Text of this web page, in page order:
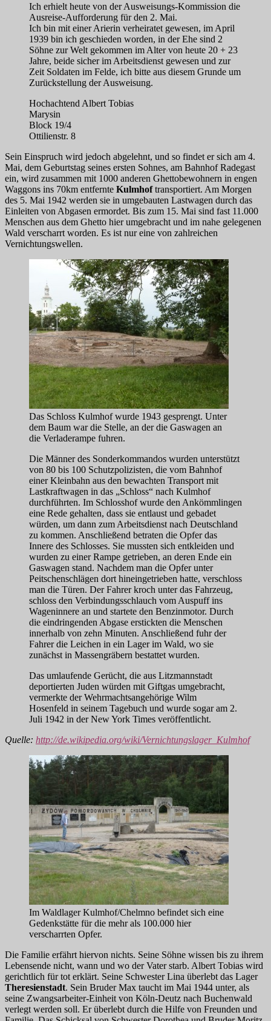
Ich erhielt heute von der Ausweisungs-Kommission die
Ausreise-Aufforderung für den 2. Mai.
Ich bin mit einer Arierin verheiratet gewesen, im April
1939 bin ich geschieden worden, in der Ehe sind 2
Söhne zur Welt gekommen im Alter von heute 20 + 23
Jahre, beide sicher im Arbeitsdienst gewesen und zur
Zeit Soldaten im Felde, ich bitte aus diesem Grunde um
Zurückstellung der Ausweisung.
Hochachtend Albert Tobias
Marysin
Block 19/4
Ottilienstr. 8
Sein Einspruch wird jedoch abgelehnt, und so findet er sich am 4.
Mai, dem Geburtstag seines ersten Sohnes, am Bahnhof Radegast
ein, wird zusammen mit 1000 anderen Ghettobewohnern in engen
Waggons ins 70km entfernte Kulmhoftransportiert. Am Morgen
des 5. Mai 1942 werden sie in umgebauten Lastwagen durch das
Einleiten von Abgasen ermordet. Bis zum 15. Mai sind fast 11.000
Menschen aus dem Ghetto hier umgebracht und im nahe gelegenen
Wald verscharrt worden. Es ist nur eine von zahlreichen
Vernichtungswellen.
Das Schloss Kulmhof wurde 1943 gesprengt. Unter
dem Baum war die Stelle, an der die Gaswagen an
die Verladerampe fuhren.
Die Männer des Sonderkommandos wurden unterstützt
von 80 bis 100 Schutzpolizisten, die vom Bahnhof
einer Kleinbahn aus den bewachten Transport mit
Lastkraftwagen in das „Schloss“ nach Kulmhof
durchführten. Im Schlosshof wurde den Ankömmlingen
eine Rede gehalten, dass sie entlaust und gebadet
würden, um dann zum Arbeitsdienst nach Deutschland
zu kommen. Anschließend betraten die Opfer das
Innere des Schlosses. Sie mussten sich entkleiden und
wurden zu einer Rampe getrieben, an deren Ende ein
Gaswagen stand. Nachdem man die Opfer unter
Peitschenschlägen dort hineingetrieben hatte, verschloss
man die Türen. Der Fahrer kroch unter das Fahrzeug,
schloss den Verbindungsschlauch vom Auspuff ins
Wageninnere an und startete den Benzinmotor. Durch
die eindringenden Abgase erstickten die Menschen
innerhalb von zehn Minuten. Anschließend fuhr der
Fahrer die Leichen in ein Lager im Wald, wo sie
zunächst in Massengräbern bestattet wurden.
Das umlaufende Gerücht, die aus Litzmannstadt
deportierten Juden würden mit Giftgas umgebracht,
vermerkte der Wehrmachtsangehörige Wilm
Hosenfeld in seinem Tagebuch und wurde sogar am 2.
Juli 1942 in der New York Times veröffentlicht.
Quelle: http://de.wikipedia.org/wiki/Vernichtungslager_Kulmhof
Im Waldlager Kulmhof/Chelmno befindet sich eine
Gedenkstätte für die mehr als 100.000 hier
verscharrten Opfer.
Die Familie erfährt hiervon nichts. Seine Söhne wissen bis zu ihrem
Lebensende nicht, wann und wo der Vater starb. Albert Tobias wird
gerichtlich für tot erklärt. Seine Schwester Lina überlebt das Lager
Theresienstadt. Sein Bruder Max taucht im Mai 1944 unter, als
seine Zwangsarbeiter-Einheit von Köln-Deutz nach Buchenwald
verlegt werden soll. Er überlebt durch die Hilfe von Freunden und